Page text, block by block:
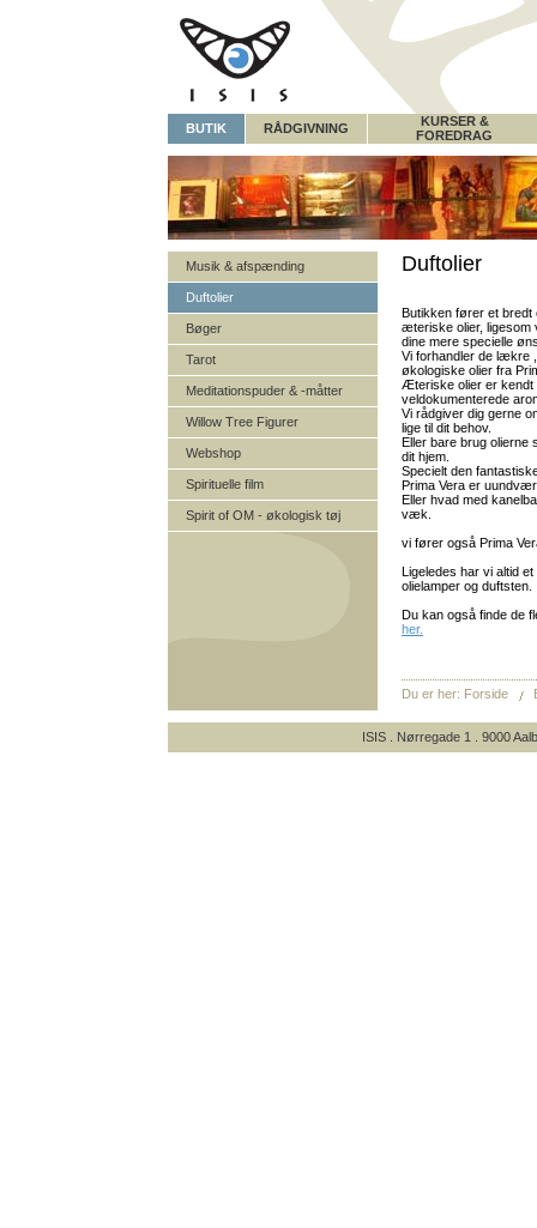
BUTIK RÅDGIVNING
KURSER &
FOREDRAG
Musik & afspænding
Duftolier
Bøger
Tarot
Meditationspuder & -måtter
Willow Tree Figurer
Webshop
Spirituelle film
Spirit of OM - økologisk tøj
Duftolier
Butikken fører et bredt
æteriske olier, ligesom
dine mere specielle
Vi forhandler de lækre
økologiske olier fra
Æteriske olier er kendt
veldokumenterede
Vi rådgiver dig gerne
lige til dit behov.
Eller bare brug olierne
dit hjem.
Specielt den
Prima Vera er
Eller hvad med
væk.
vi fører også Prima
Ligeledes har vi altid
olielamper og duftsten.
Du kan også finde de
her.
Du er her: Forside
ISIS . Nørregade 1 . 9000